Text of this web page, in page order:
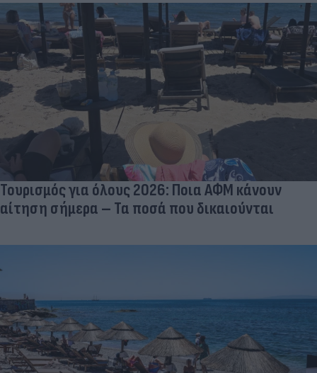
Τουρισμός για όλους 2026: Ποια ΑΦΜ κάνουν
αίτηση σήμερα – Τα ποσά που δικαιούνται